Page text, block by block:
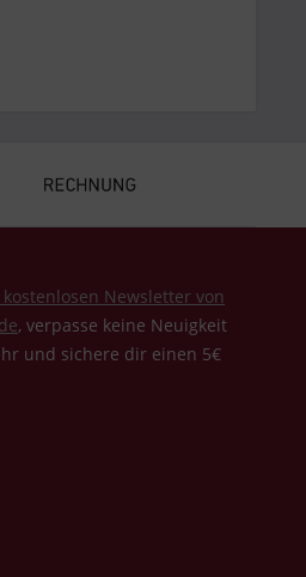
Newsletter von
, verpasse keine Neuigkeit
und sichere dir einen 5€